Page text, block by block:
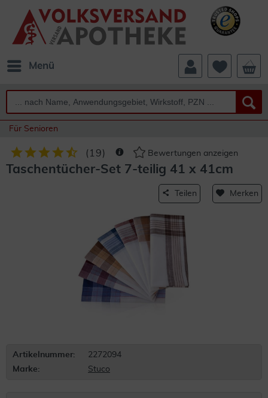
Menü
Für Senioren
( 19) Bewertungen anzeigen
Taschentücher-Set 7-teilig 41 x 41cm
Teilen Merken
Artikelnummer:
2272094
Marke:
Stuco